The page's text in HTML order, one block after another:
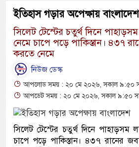
ইতিহাস গড়ার অপেক্ষায় বাংলাদেশ
সিলেট টেস্টের চতুর্থ দিনে
নেমে চাপে পড়ে পাকিস্তান। ৪৩৭
করতে নেমে
নিউজ ডেস্ক
আপলোড সময় : ২০ মে ২০২৬, সকাল ৯:৫০
আপডেট সময় : ২০ মে ২০২৬, সকাল ৯:৫০
সিলেট টেস্টের চতুর্থ দিনে পাহাড়সম
চাপে পড়ে পাকিস্তান। ৪৩৭ রানের